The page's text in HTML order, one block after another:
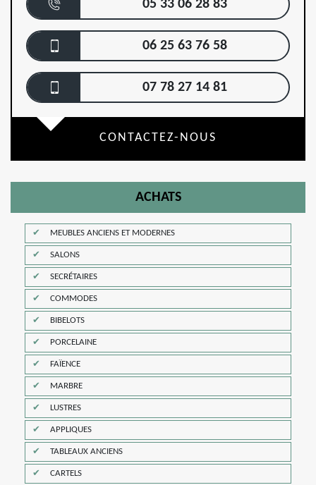
05 33 06 28 83
06 25 63 76 58
07 78 27 14 81
CONTACTEZ-NOUS
ACHATS
MEUBLES ANCIENS ET MODERNES
SALONS
SECRÉTAIRES
COMMODES
BIBELOTS
PORCELAINE
FAÏENCE
MARBRE
LUSTRES
APPLIQUES
TABLEAUX ANCIENS
CARTELS